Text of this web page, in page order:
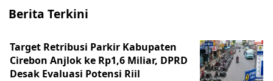
Berita Terkini
Target Retribusi Parkir Kabupaten
Cirebon Anjlok ke Rp1,6 Miliar, DPRD
Desak Evaluasi Potensi Riil